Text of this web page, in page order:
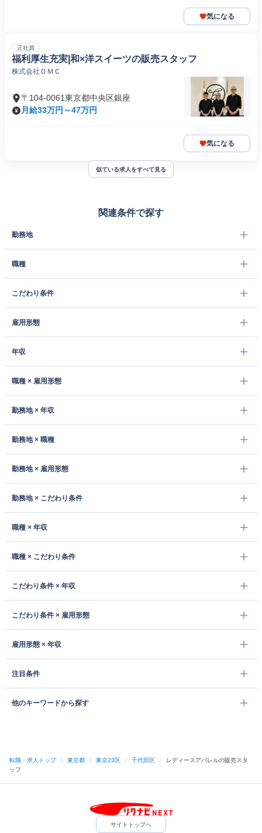
気になる
正社員
福利厚生充実|和×洋スイーツの販売スタッフ
株式会社ＯＭＣ
〒104-0061東京都中央区銀座
月給33万円～47万円
気になる
似ている求人をすべて見る
関連条件で探す
勤務地
職種
こだわり条件
雇用形態
年収
職種 × 雇用形態
勤務地 × 年収
勤務地 × 職種
勤務地 × 雇用形態
勤務地 × こだわり条件
職種 × 年収
職種 × こだわり条件
こだわり条件 × 年収
こだわり条件 × 雇用形態
雇用形態 × 年収
注目条件
他のキーワードから探す
転職・求人トップ / 東京都 / 東京23区 / 千代田区 /
レディースアパレルの販売スタ
ッフ
サイトトップへ